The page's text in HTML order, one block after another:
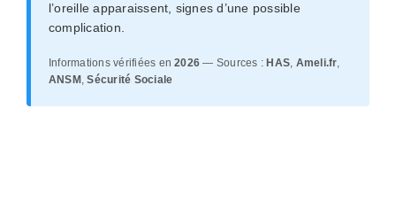
l’oreille apparaissent, signes d’une possible
complication.
Informations vérifiées en2026 — Sources : HAS, Ameli.fr,
ANSM ,Sécurité Sociale